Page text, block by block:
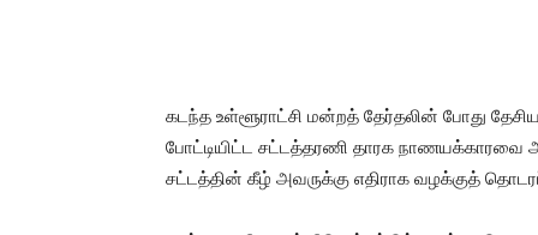
கடந்த உள்ளூராட்சி மன்றத் தேர்தலின் போது
போட்டியிட்ட சட்டத்தரணி தாரக நாணயக்காரவை
சட்டத்தின் கீழ் அவருக்கு எதிராக வழக்குத்